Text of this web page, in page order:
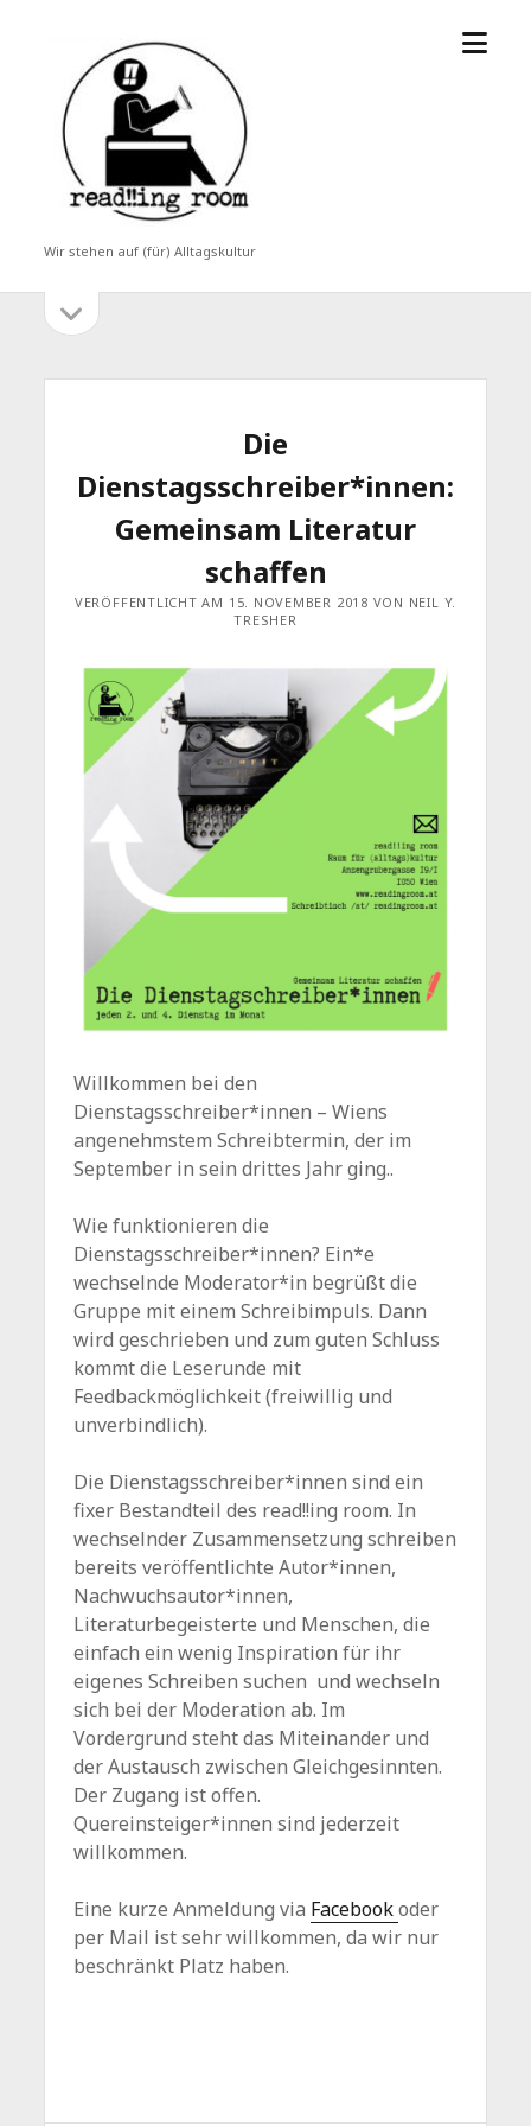
read!!ing
room
Wir stehen auf (für) Alltagskultur
Menü
Seitenleiste
öffnen
Die
Dienstagsschreiber*innen:
Gemeinsam Literatur
schaffen
VERÖFFENTLICHT AM 15. NOVEMBER 2018 VON NEIL Y.
TRESHER
Willkommen bei den
Dienstagsschreiber*innen – Wiens
angenehmstem Schreibtermin, der im
September in sein drittes Jahr ging..
Wie funktionieren die
Dienstagsschreiber*innen? Ein*e
wechselnde Moderator*in begrüßt die
Gruppe mit einem Schreibimpuls. Dann
wird geschrieben und zum guten Schluss
kommt die Leserunde mit
Feedbackmöglichkeit (freiwillig und
unverbindlich).
Die Dienstagsschreiber*innen sind ein
fixer Bestandteil des read!!ing room. In
wechselnder Zusammensetzung schreiben
bereits veröffentlichte Autor*innen,
Nachwuchsautor*innen,
Literaturbegeisterte und Menschen, die
einfach ein wenig Inspiration für ihr
eigenes Schreiben suchen und wechseln
sich bei der Moderation ab. Im
Vordergrund steht das Miteinander und
der Austausch zwischen Gleichgesinnten.
Der Zugang ist offen.
Quereinsteiger*innen sind jederzeit
willkommen.
Eine kurze Anmeldung via Facebookoder
per Mail ist sehr willkommen, da wir nur
beschränkt Platz haben.